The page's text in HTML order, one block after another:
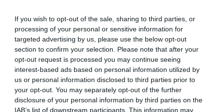
If you wish to opt-out of the sale, sharing to third parties, or
processing of your personal or sensitive information for
targeted advertising by us, please use the below opt-out
section to confirm your selection. Please note that after your
opt-out request is processed you may continue seeing
interest-based ads based on personal information utilized by
us or personal information disclosed to third parties prior to
your opt-out. You may separately opt-out of the further
disclosure of your personal information by third parties on the
IAB’s list of downstream participants. This information may